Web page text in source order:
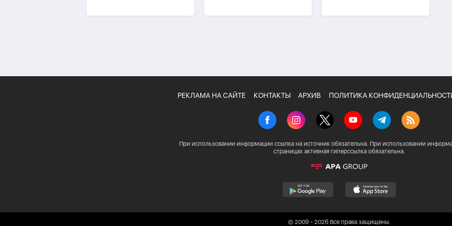
«трофеях» Ирана
РЕКЛАМА НА САЙТЕ КОНТАКТЫ АРХИВ ПОЛИТИКА
При использовании информации ссылка на источник обязательна. При использовании
страницах активная гиперссылка обязательна.
© 2009 - 2026 Все права защищены.